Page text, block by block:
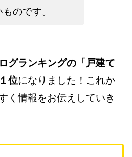
のです。
グランキングの「戸建て
位になりました！これか
く情報をお伝えしていき